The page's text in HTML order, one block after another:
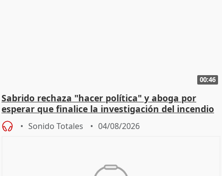
00:46
Sabrido rechaza "hacer política" y aboga por
esperar que finalice la investigación del incendio
Sonido Totales 04/08/2026